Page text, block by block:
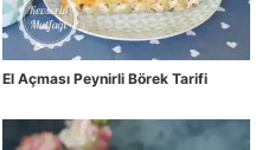
El Açması Peynirli Börek Tarifi